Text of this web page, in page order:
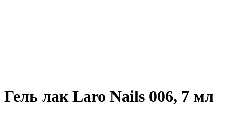
Гель лак Laro Nails 006, 7 мл